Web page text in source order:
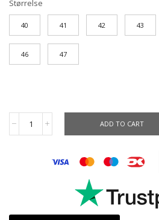
Størrelse
40 41 42 43
46 47
ADD TO CART